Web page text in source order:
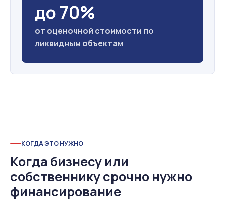
до 70%
от оценочной стоимости по
ликвидным объектам
КОГДА ЭТО НУЖНО
Когда бизнесу или
собственнику срочно нужно
финансирование